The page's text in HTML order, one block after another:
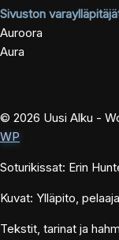
Sivuston
Auroora
Aura
© 2026 Uusi Alku -
WP
Soturikissat: Erin
Kuvat: Ylläpito,
Tekstit, tarinat ja